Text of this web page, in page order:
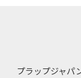
プラップジャパ